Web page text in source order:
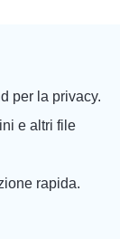
per la privacy.
e altri file
rapida.